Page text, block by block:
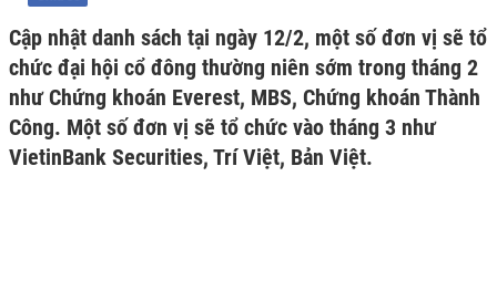
Cập nhật danh sách tại ngày 12/2, một số đơn vị sẽ tổ
chức đại hội cổ đông thường niên sớm trong tháng 2
như Chứng khoán Everest, MBS, Chứng khoán Thành
Công. Một số đơn vị sẽ tổ chức vào tháng 3 như
VietinBank Securities, Trí Việt, Bản Việt.